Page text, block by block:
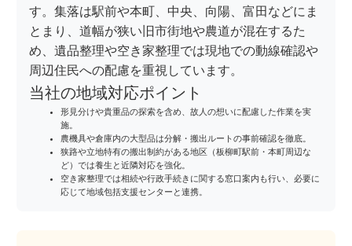
す。集落は駅前や本町、中央、向陽、富田などにま
とまり、道幅が狭い旧市街地や農道が混在するた
め、遺品整理や空き家整理では現地での動線確認や
周辺住民への配慮を重視しています。
当社の地域対応ポイント
形見分けや貴重品の探索を含め、故人の想いに配慮した作業を実
施。
農機具や倉庫内の大型品は分解・搬出ルートの事前確認を徹底。
狭路や立地特有の搬出制約がある地区（板柳町駅前・本町周辺な
ど）では養生と近隣対応を強化。
空き家整理では相続や行政手続きに関する窓口案内も行い、必要に
応じて地域包括支援センターと連携。